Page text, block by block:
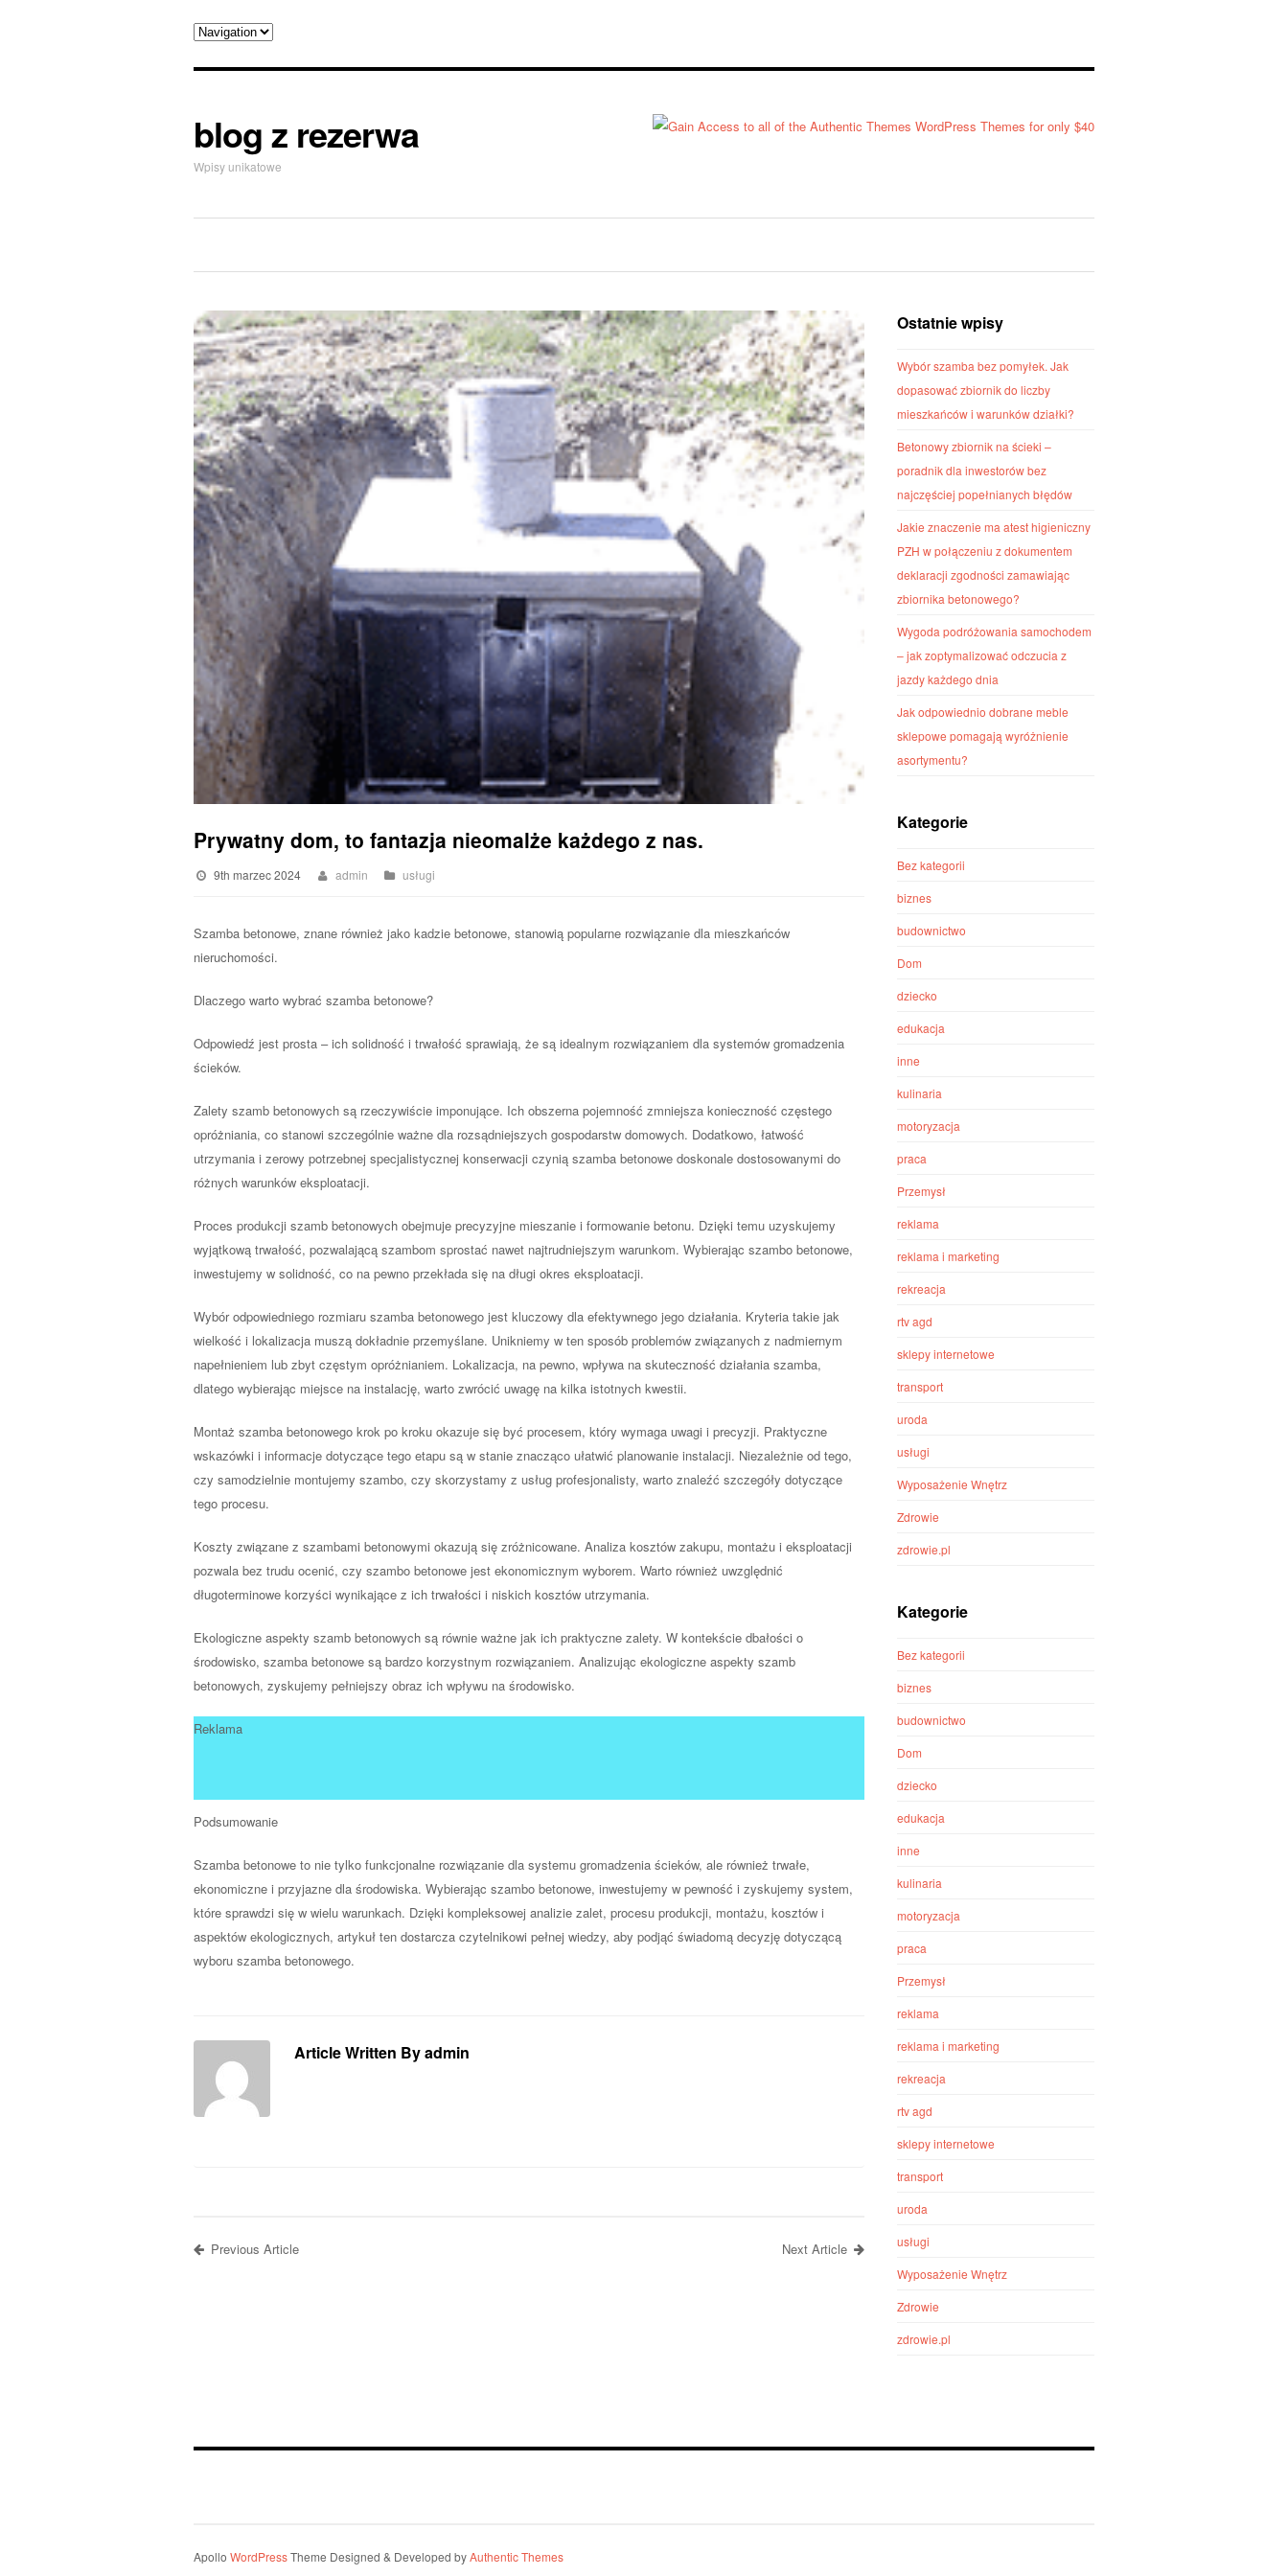
blog z rezerwa
Wpisy unikatowe
Prywatny dom, to fantazja nieomalże każdego z nas.
9th marzec 2024 admin usługi
Szamba betonowe, znane również jako kadzie betonowe, stanowią popularne rozwiązanie dla mieszkańców
nieruchomości.
Dlaczego warto wybrać szamba betonowe?
Odpowiedź jest prosta – ich solidność i trwałość sprawiają, że są idealnym rozwiązaniem dla systemów gromadzenia
ścieków.
Zalety szamb betonowych są rzeczywiście imponujące. Ich obszerna pojemność zmniejsza konieczność częstego
opróżniania, co stanowi szczególnie ważne dla rozsądniejszych gospodarstw domowych. Dodatkowo, łatwość
utrzymania i zerowy potrzebnej specjalistycznej konserwacji czynią szamba betonowe doskonale dostosowanymi do
różnych warunków eksploatacji.
Proces produkcji szamb betonowych obejmuje precyzyjne mieszanie i formowanie betonu. Dzięki temu uzyskujemy
wyjątkową trwałość, pozwalającą szambom sprostać nawet najtrudniejszym warunkom. Wybierając szambo betonowe,
inwestujemy w solidność, co na pewno przekłada się na długi okres eksploatacji.
Wybór odpowiedniego rozmiaru szamba betonowego jest kluczowy dla efektywnego jego działania. Kryteria takie jak
wielkość i lokalizacja muszą dokładnie przemyślane. Unikniemy w ten sposób problemów związanych z nadmiernym
napełnieniem lub zbyt częstym opróżnianiem. Lokalizacja, na pewno, wpływa na skuteczność działania szamba,
dlatego wybierając miejsce na instalację, warto zwrócić uwagę na kilka istotnych kwestii.
Montaż szamba betonowego krok po kroku okazuje się być procesem, który wymaga uwagi i precyzji. Praktyczne
wskazówki i informacje dotyczące tego etapu są w stanie znacząco ułatwić planowanie instalacji. Niezależnie od tego,
czy samodzielnie montujemy szambo, czy skorzystamy z usług profesjonalisty, warto znaleźć szczegóły dotyczące
tego procesu.
Koszty związane z szambami betonowymi okazują się zróżnicowane. Analiza kosztów zakupu, montażu i eksploatacji
pozwala bez trudu ocenić, czy szambo betonowe jest ekonomicznym wyborem. Warto również uwzględnić
długoterminowe korzyści wynikające z ich trwałości i niskich kosztów utrzymania.
Ekologiczne aspekty szamb betonowych są równie ważne jak ich praktyczne zalety. W kontekście dbałości o
środowisko, szamba betonowe są bardzo korzystnym rozwiązaniem. Analizując ekologiczne aspekty szamb
betonowych, zyskujemy pełniejszy obraz ich wpływu na środowisko.
Reklama
Podsumowanie
Szamba betonowe to nie tylko funkcjonalne rozwiązanie dla systemu gromadzenia ścieków, ale również trwałe,
ekonomiczne i przyjazne dla środowiska. Wybierając szambo betonowe, inwestujemy w pewność i zyskujemy system,
które sprawdzi się w wielu warunkach. Dzięki kompleksowej analizie zalet, procesu produkcji, montażu, kosztów i
aspektów ekologicznych, artykuł ten dostarcza czytelnikowi pełnej wiedzy, aby podjąć świadomą decyzję dotyczącą
wyboru szamba betonowego.
Article Written By admin
Previous Article Next Article
Ostatnie wpisy
Wybór szamba bez pomyłek. Jak
dopasować zbiornik do liczby
mieszkańców i warunków działki?
Betonowy zbiornik na ścieki –
poradnik dla inwestorów bez
najczęściej popełnianych błędów
Jakie znaczenie ma atest higieniczny
PZH w połączeniu z dokumentem
deklaracji zgodności zamawiając
zbiornika betonowego?
Wygoda podróżowania samochodem
– jak zoptymalizować odczucia z
jazdy każdego dnia
Jak odpowiednio dobrane meble
sklepowe pomagają wyróżnienie
asortymentu?
Kategorie
Bez kategorii
biznes
budownictwo
Dom
dziecko
edukacja
inne
kulinaria
motoryzacja
praca
Przemysł
reklama
reklama i marketing
rekreacja
rtv agd
sklepy internetowe
transport
uroda
usługi
Wyposażenie Wnętrz
Zdrowie
zdrowie.pl
Kategorie
Bez kategorii
biznes
budownictwo
Dom
dziecko
edukacja
inne
kulinaria
motoryzacja
praca
Przemysł
reklama
reklama i marketing
rekreacja
rtv agd
sklepy internetowe
transport
uroda
usługi
Wyposażenie Wnętrz
Zdrowie
zdrowie.pl
Apollo WordPressTheme Designed & Developed byAuthentic Themes